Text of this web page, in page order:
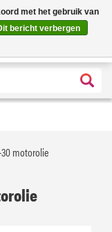
gehele assortiment
X
motorolie
met het gebruik van
bericht verbergen